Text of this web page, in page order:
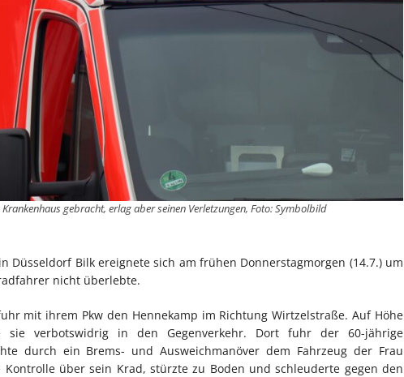
gebracht, erlag aber seinen Verletzungen, Foto: Symbolbild
Düsseldorf Bilk ereignete sich am frühen Donnerstagmorgen (14.7.) um
nicht überlebte.
mit ihrem Pkw den Hennekamp im Richtung Wirtzelstraße. Auf Höhe
sie verbotswidrig in den Gegenverkehr. Dort fuhr der 60-jährige
durch ein Brems- und Ausweichmanöver dem Fahrzeug der Frau
über sein Krad, stürzte zu Boden und schleuderte gegen den